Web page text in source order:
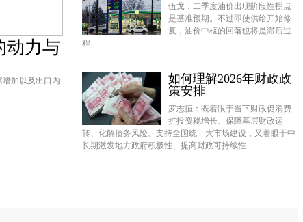
动力与
加以及出口内
伍戈：二季度油价出现阶段性拐点
是基准预期。不过即使供给开始修
复，油价中枢的回落也将是滞后过
程
如何理解2026年财政政
策安排
罗志恒：既着眼于当下财政促消费
扩投资稳增长、保障基层财政运
转、化解债务风险、支持全国统一大市场建设，又着眼于中
长期激发地方政府积极性、提高财政可持续性